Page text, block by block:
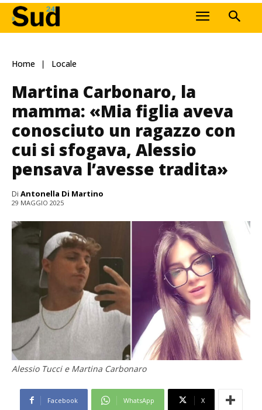
Home Locale
Martina Carbonaro, la
mamma: «Mia figlia aveva
conosciuto un ragazzo con
cui si sfogava, Alessio
pensava l’avesse tradita»
Di Antonella Di Martino
29 MAGGIO 2025
Alessio Tucci e Martina Carbonaro
Facebook WhatsApp X